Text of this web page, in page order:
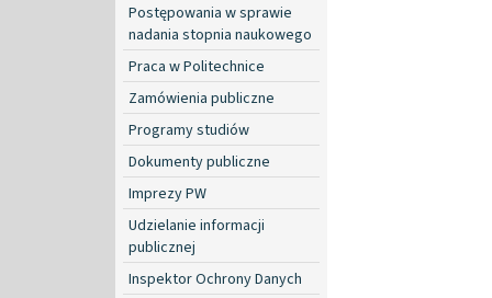
Postępowania w sprawie
nadania stopnia naukowego
Praca w Politechnice
Zamówienia publiczne
Programy studiów
Dokumenty publiczne
Imprezy PW
Udzielanie informacji
publicznej
Inspektor Ochrony Danych